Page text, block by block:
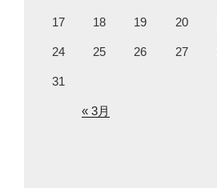
17 18 19 20
24 25 26 27
31
« 3月